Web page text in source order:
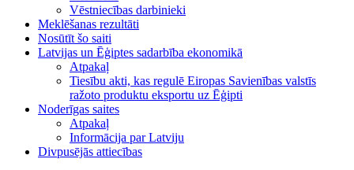
Vēstniecības darbinieki
Meklēšanas rezultāti
Nosūtīt šo saiti
Latvijas un Ēģiptes sadarbība ekonomikā
Atpakaļ
Tiesību akti, kas regulē Eiropas Savienības valstīs
ražoto produktu eksportu uz Ēģipti
Noderīgas saites
Atpakaļ
Informācija par Latviju
Divpusējās attiecības